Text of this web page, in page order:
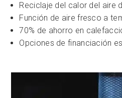
Reciclaje del calor del aire
Función de aire fresco a
70% de ahorro en
Opciones de financiación